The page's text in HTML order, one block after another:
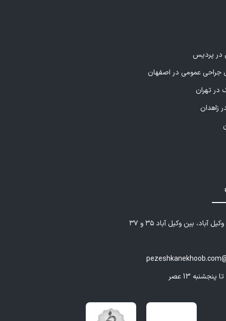
در پردیس
عمومی در اصفهان
در تهران
زاهدان
آباد، بین وکیل آباد ۳۵ و ۳۷